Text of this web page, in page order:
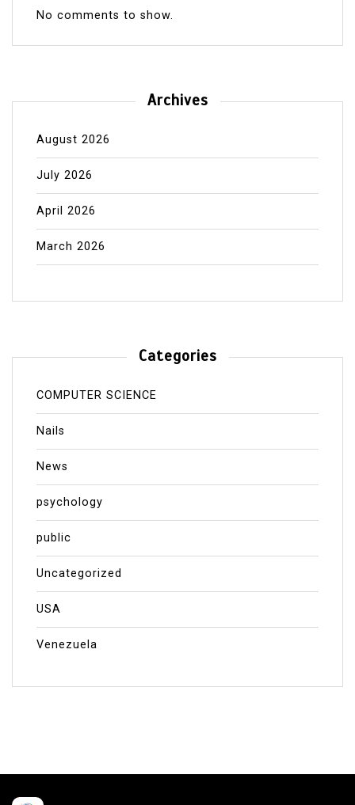
No comments to show.
Archives
August 2026
July 2026
April 2026
March 2026
Categories
COMPUTER SCIENCE
Nails
News
psychology
public
Uncategorized
USA
Venezuela